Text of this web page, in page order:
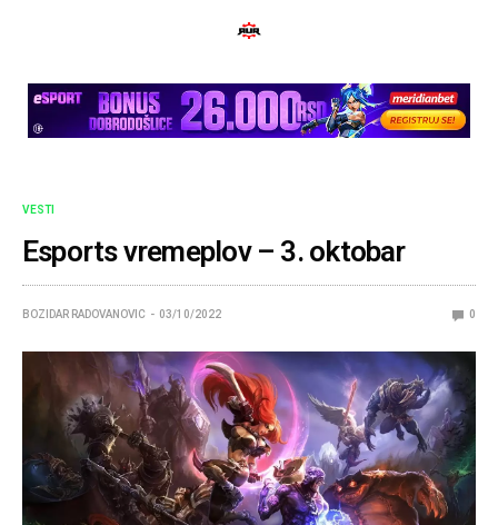
VESTI
Esports vremeplov – 3. oktobar
BOZIDAR RADOVANOVIC 03/10/2022 0